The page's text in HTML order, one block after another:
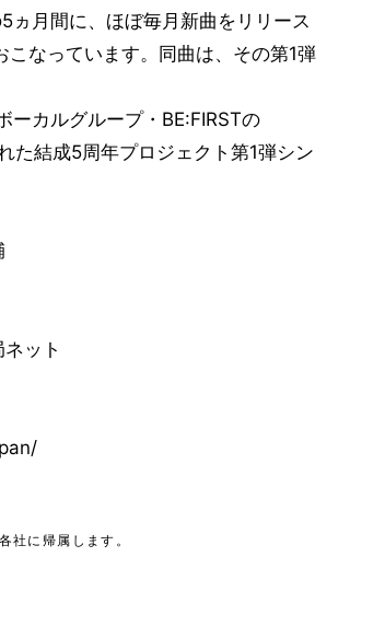
月間に、ほぼ毎月新曲をリリース
なっています。同曲は、その第1弾
カルグループ・BE:FIRSTの
た結成5周年プロジェクト第1弾シン
ット
社に帰属します。